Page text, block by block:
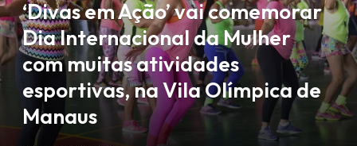
‘Divas em Ação’ vai comemorar
Dia Internacional da Mulher
com muitas atividades
esportivas, na Vila Olímpica de
Manaus